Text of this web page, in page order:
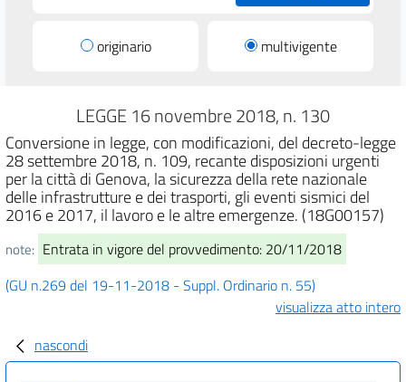
originario multivigente
LEGGE 16 novembre 2018, n. 130
Conversione in legge, con modificazioni, del decreto-legge
28 settembre 2018, n. 109, recante disposizioni urgenti
per la città di Genova, la sicurezza della rete nazionale
delle infrastrutture e dei trasporti, gli eventi sismici del
2016 e 2017, il lavoro e le altre emergenze. (18G00157)
note: Entrata in vigore del provvedimento: 20/11/2018
(GU n.269 del 19-11-2018 - Suppl. Ordinario n. 55)
visualizza atto intero
nascondi